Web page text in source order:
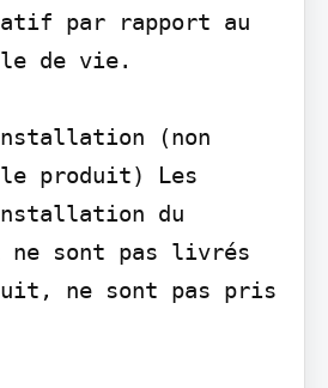
par rapport au
de vie.
(non
produit) Les
du
sont pas livrés
ne sont pas pris